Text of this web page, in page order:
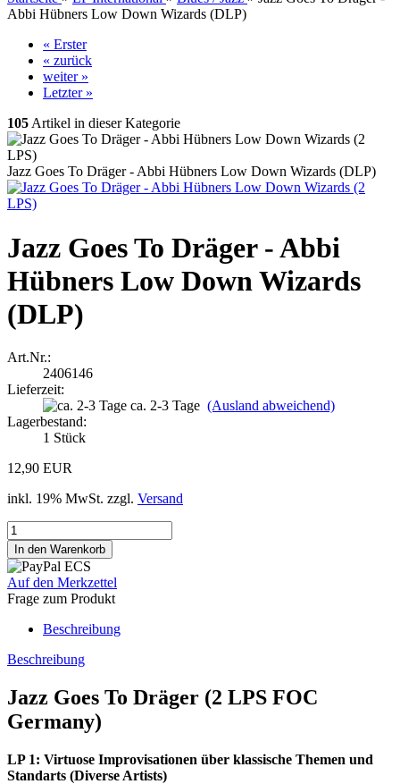
Abbi Hübners Low Down Wizards (DLP)
« Erster
« zurück
weiter »
Letzter »
105Artikel in dieser Kategorie
Jazz Goes To Dräger - Abbi Hübners Low Down Wizards (DLP)
Jazz Goes To Dräger - Abbi
Hübners Low Down Wizards
(DLP)
Art.Nr.:
2406146
Lieferzeit:
ca. 2-3 Tage (Ausland abweichend)
Lagerbestand:
1 Stück
12,90 EUR
inkl. 19% MwSt. zzgl. Versand
Auf den Merkzettel
Frage zum Produkt
Beschreibung
Beschreibung
Jazz Goes To Dräger (2 LPS FOC
Germany)
LP 1: Virtuose Improvisationen über klassische Themen und
Standarts (Diverse Artists)